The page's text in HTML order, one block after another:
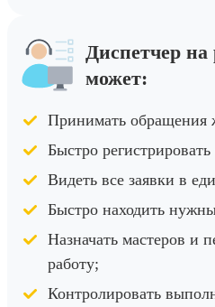
Диспетчер на
может:
Принимать обращения
Быстро
Видеть все заявки в
Быстро находить
Назначать мастеров и
работу;
Контролировать